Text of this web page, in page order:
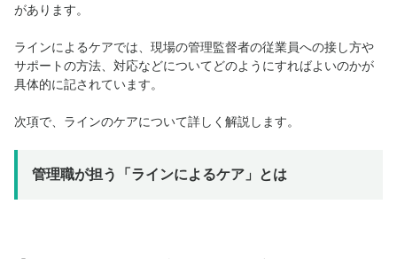
があります。
ラインによるケアでは、現場の管理監督者の従業員への接し方や
サポートの方法、対応などについてどのようにすればよいのかが
具体的に記されています。
次項で、ラインのケアについて詳しく解説します。
管理職が担う「ラインによるケア」とは